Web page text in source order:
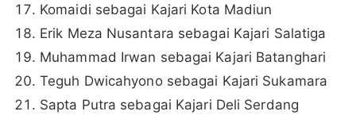
Komaidi sebagai Kajari Kota Madiun
Erik Meza Nusantara sebagai Kajari Salatiga
Muhammad Irwan sebagai Kajari Batanghari
Teguh Dwicahyono sebagai Kajari Sukamara
Sapta Putra sebagai Kajari Deli Serdang